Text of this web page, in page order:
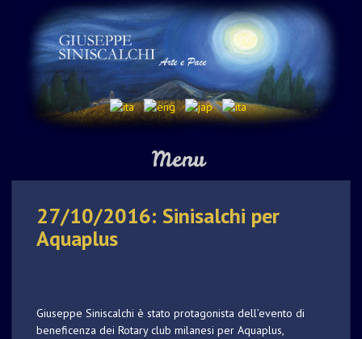
27/10/2016: Sinisalchi per
Aquaplus
Giuseppe Siniscalchi è stato protagonista dell’evento di
beneficenza dei Rotary club milanesi per Aquaplus,